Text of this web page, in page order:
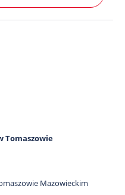
Tomaszowie
Mazowieckim